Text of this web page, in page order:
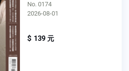
No. 0174
2026-08-01
$ 139 元